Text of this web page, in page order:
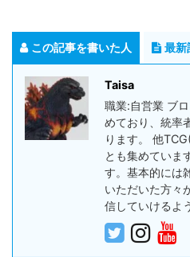
この記事を書いた人 最新
Taisa
職業:自営業 ブ
めており、統率
ります。 他
とも集めていま
す。基本的には
いただいた方々
信していけるよ